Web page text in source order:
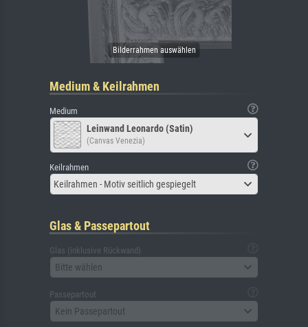
Medium & Keilrahmen
Medium
Leinwand Leonardo (Satin)
(Canvas Venezia)
Keilrahmen
Keilrahmen - Motiv seitlich gespiegelt
Glas & Passepartout
Glas (inklusive Rückwand)
Bitte wählen
Passepartout
Kein Passepartout